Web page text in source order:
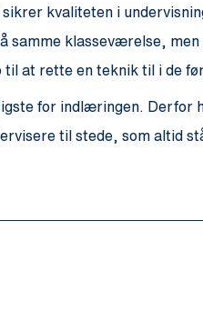
kvaliteten i
klasseværelse, men
at rette en teknik til i de
for indlæringen. Derfor
til stede, som altid